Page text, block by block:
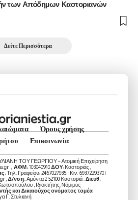
των Απόδημων Καστοριανών
Δείτε Περισσότερα
Όρους χρήσης
Επικοινωνία
ΤΟΥ ΓΕΩΡΓΙΟΥ – Ατομική Επιχείρηση
, ΑΦΜ:103040910ΔΟΥ: Καστοριάς ,
Τηλ. Γραφείου: 2467027935 | Κιν. 6937229370 |
, Δ/νση:Αμύντα 2 52100 Καστοριά . Διευθ.
, Ιδιοκτήτης, Νόμιμος
και Δικαιούχος ονόματος τομέα
Γ. Στυλιανή